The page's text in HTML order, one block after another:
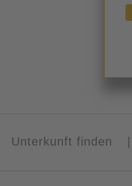
Unterkunft finden